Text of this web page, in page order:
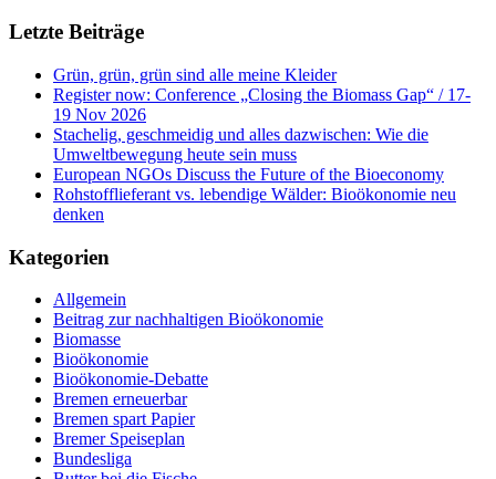
Letzte Beiträge
Grün, grün, grün sind alle meine Kleider
Register now: Conference „Closing the Biomass Gap“ / 17-
19 Nov 2026
Stachelig, geschmeidig und alles dazwischen: Wie die
Umweltbewegung heute sein muss
European NGOs Discuss the Future of the Bioeconomy
Rohstofflieferant vs. lebendige Wälder: Bioökonomie neu
denken
Kategorien
Allgemein
Beitrag zur nachhaltigen Bioökonomie
Biomasse
Bioökonomie
Bioökonomie-Debatte
Bremen erneuerbar
Bremen spart Papier
Bremer Speiseplan
Bundesliga